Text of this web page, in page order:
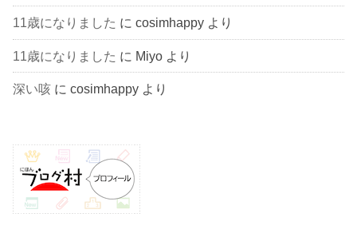
11歳になりました にcosimhappy より
11歳になりました に Miyo より
深い咳 にcosimhappy より